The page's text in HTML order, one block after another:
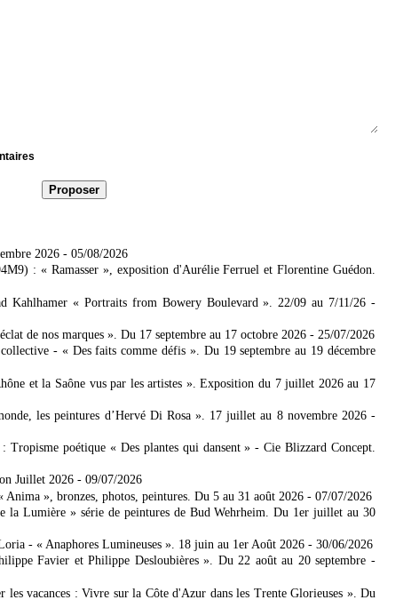
2026 - 05/08/2026
: « Ramasser », exposition d'Aurélie Ferruel et Florentine Guédon.
Kahlhamer « Portraits from Bowery Boulevard ». 22/09 au 7/11/26 -
de nos marques ». Du 17 septembre au 17 octobre 2026 - 25/07/2026
- « Des faits comme défis ». Du 19 septembre au 19 décembre
et la Saône vus par les artistes ». Exposition du 7 juillet 2026 au 17
les peintures d’Hervé Di Rosa ». 17 juillet au 8 novembre 2026 -
Tropisme poétique « Des plantes qui dansent » - Cie Blizzard Concept.
Juillet 2026 - 09/07/2026
», bronzes, photos, peintures. Du 5 au 31 août 2026 - 07/07/2026
la Lumière » série de peintures de Bud Wehrheim. Du 1er juillet au 30
- « Anaphores Lumineuses ». 18 juin au 1er Août 2026 - 30/06/2026
Favier et Philippe Desloubières ». Du 22 août au 20 septembre -
vacances : Vivre sur la Côte d'Azur dans les Trente Glorieuses ». Du